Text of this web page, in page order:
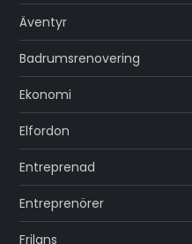
Äventyr
Badrumsrenovering
Ekonomi
Elfordon
Entreprenad
Entreprenörer
Frilans